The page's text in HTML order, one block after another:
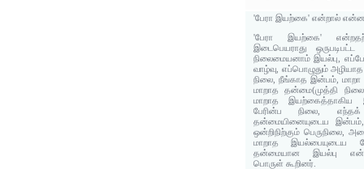
'பேரா இயற்கை' என்றால்
'பேரா இயற்கை'
இடைபெயராது
நிலைமையனாம் இயல்பு,
வாழ்வு, எப்பொழுதும்
நிலை, நீங்காத இன்பம், மாறா
மாறாத தன்மை(முத்தி
மாறாத இயற்கைத்தாகிய
பேரின்ப நிலை, எந்தக்
தன்மையினையுடைய
ஒன்றிநிற்கும் பெருநிலை,
மாறாத இயல்பையுடைய
தன்மையான இயல்பு
பொருள் கூறினர்.